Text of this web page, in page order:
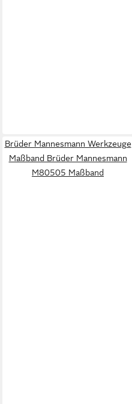
Brüder Mannesmann Werkzeuge
Maßband Brüder Mannesmann
M80505 Maßband